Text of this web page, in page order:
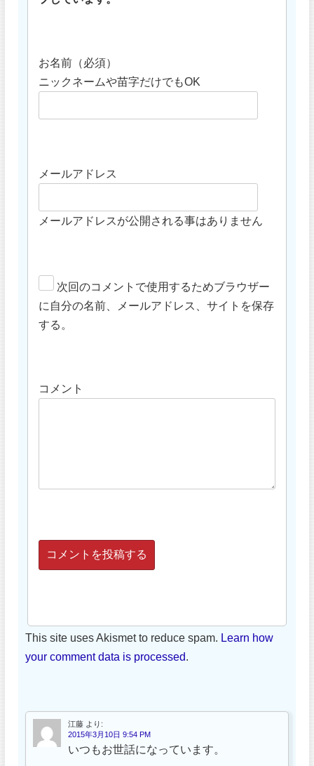
お名前（必須）
ニックネームや苗字だけでもOK
メールアドレス
メールアドレスが公開される事はありません
次回のコメントで使用するためブラウザー
に自分の名前、メールアドレス、サイトを保存
する。
コメント
This site uses Akismet to reduce spam. Learn how
your comment data is processed.
江藤 より:
2015年3月10日 9:54 PM
いつもお世話になっています。